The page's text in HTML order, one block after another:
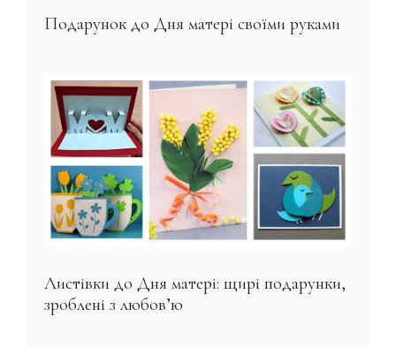
Подарунок до Дня матері своїми руками
Листівки до Дня матері: щирі подарунки,
зроблені з любов’ю